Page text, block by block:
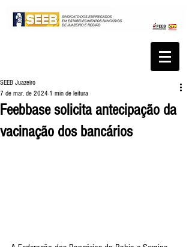
Feebbase solicita antecipação da
vacinação dos bancários
SEEB Juazeiro
7 de mar. de 2024 1 min de leitura